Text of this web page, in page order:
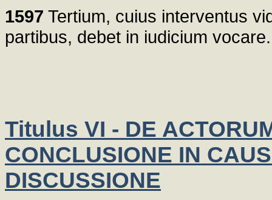
1597 Tertium, cuius interventus
partibus, debet in iudicium vocare.
Titulus VI - DE
CONCLUSIONE IN
DISCUSSIONE